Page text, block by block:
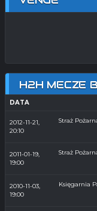
H2H MECZE
DATA
2012-11-21,
20:10
Straż
2011-01-19,
19:00
Straż
2010-11-03,
19:00
Księgarnia